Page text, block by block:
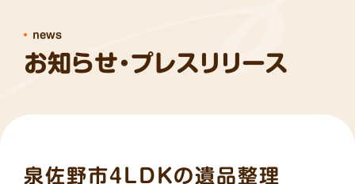
お知らせ・プレスリリース
news
泉佐野市4LDKの遺品整理